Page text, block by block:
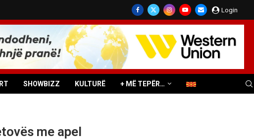
Login
SHOWBIZZ KULTURË + MË TEPËR…
me apel